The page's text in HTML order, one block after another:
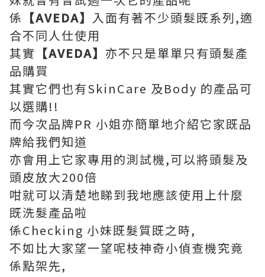
係 【AVEDA】 入面有著不少頭髮既系列,適
合不同人仕使用
其實 【AVEDA】 亦不只是單單只有頭髮產
品購買
其實它們也有SkinCare 及Body 的產品可
以選購!!
而今次品牌PR 小姐亦簡單地介紹它家既品
牌給我們知道
亦會用上它家專用的測試機,可以將頭髮及
頭皮放大200倍
咁就可以清楚地睇到我地應該使用上什麼
既洗髮產品啦
係Checking 小妹既髮質既之時,
不如比大家望一望呢枝神奇小偵查機究竟
係點架先,